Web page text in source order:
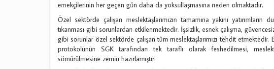
emekçilerinin her geçen gün daha da yoksullaşmasına neden olmaktadır.
Özel sektörde çalışan meslektaşlarımızın tamamına yakını
tıkanması gibi sorunlardan etkilenmektedir. İşsizlik, esnek çalışma,
gibi sorunlar özel sektörde çalışan tüm meslektaşlarımızı tehdit
protokolünün SGK tarafından tek taraflı olarak feshedilmesi,
sömürülmesine zemin hazırlamıştır.